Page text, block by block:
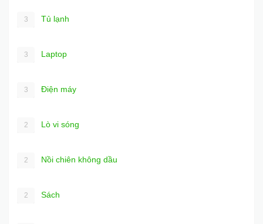
3 Tủ lạnh
3 Laptop
3 Điện máy
2 Lò vi sóng
2 Nồi chiên không dầu
2 Sách